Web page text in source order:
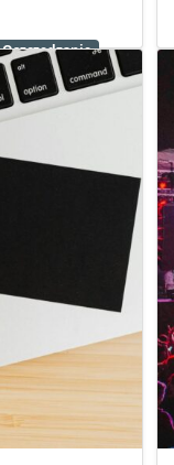
Oszczędzanie